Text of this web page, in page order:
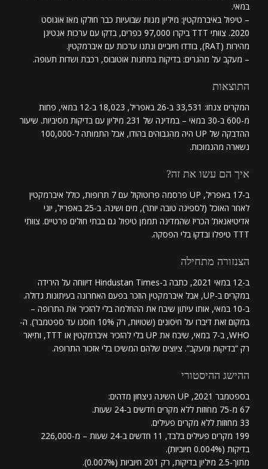
במאי.
– טיפול באיברמקטין: מיליון מנות שבועיות כבר חולקו מאז אוגוסט
2020. צוותי TTT ביקרו 97,000 כפרים, בדקו עם ערכות אנטיגן
מהירות (RAT), בודדו חיוביים ונתנו ערכות עם איברמקטין.
– מעקב על מהגרים: בדיקות בתחנות אוטובוס, רכבת ושדות תעופה.
התוצאות
המקרים צנחו: 33,531 ב-26 באפריל, 18,023 ב-12 במאי, פחות
מ-600 ב-30 במאי – במדינה של 231 מיליון עם בדיקות מסיביות. שיעור
ההדבקה של UP היה מהגבוהים בהודו, אבל התמותה ל-100,000
נשארה מהנמוכות.
איך הם עשו את זה?
ב-17 באפריל, UP פרסמה פרוטוקול עם 7 תרופות, כולל איברמקטין
לאחר האוכל (לספיגה טובה יותר), מים ושינה. ב-25 באפריל, יוגי
אדיטיאנאת’ הכריז שהמדינה תממן טיפול גם בבתי חולים פרטיים. צוותי
TTT טיפלו ובדקו בלי הפסקה.
הצנזורה מתחילה
ב-12 במאי 2021, כתבה ב-Hindustan Times דיווחה על הירידה
במקרים ב-UP, אבל איברמקטין הוזכר בפעם האחרונה בעיתונות גדולה.
ב-10 במאי, אותו עיתון שיבח את ההחלמה בלי להזכיר את התרופה –
במקום זאת דיברו על חיסונים (שטויות, רק 10% חוסנו עד ספטמבר). ה-
WHO, ב-7 במאי, שיבח את UP בלי להזכיר איברמקטין או TTT, ותיאר
רק “בדיקות ומעקב”. ציוצים שלהם המשיכו בלי אזכור התרופה.
ההישג ההיסטורי
בספטמבר 2021, UP השיגה ניצחון מדהים:
67 מ-75 מחוזות ללא מקרים חדשים ב-24 שעות.
33 מחוזות ללא מקרים פעילים.
199 מקרים פעילים בלבד, 11 חדשים ב-24 שעות – מ-226,000
בדיקות (0.004% חיוביות).
מתוך-2.5 מיליון בדיקות, רק 201 חיוביות (0.007%).